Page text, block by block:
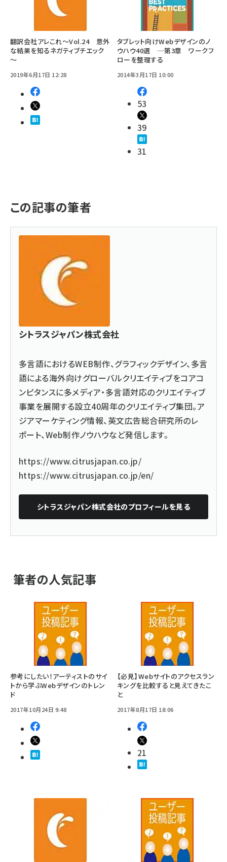
翻訳会社アレこれ～Vol.24 意外
な結果を知るネガティブチエック
～
2019年6月17日 12:28
タブレット向けWebデザインのノ
ウハウ40選 ―― 第3章 ワークフ
ローを整理する
2014年3月17日 10:00
53
39
31
この記事の筆者
シトラスジャパン株式会社
多言語におけるWEB制作、グラフィックデザイン、多言
語による海外向けグローバルクリエイティブをコアコ
ンピタンスに多メディア・多言語対応のクリエイティブ
事業を展開する設立40周年のクリエイティブ集団。ア
ジアマーケティング情報、英文広告総合研究所のレ
ポート、Web制作ノウハウなど発信します。
https://www.citrusjapan.co.jp/
https://www.citrusjapan.co.jp/en/
シトラスジャパン株式会社のプロフィールを見る
筆者の人気記事
参考にしたい！アーティストのサイ
トから学ぶWebデザインのトレン
ド
2017年10月24日 9:48
【必見】Webサイトのアクセスラン
キングを比較すると見えてきたこ
と
2017年8月17日 18:06
21